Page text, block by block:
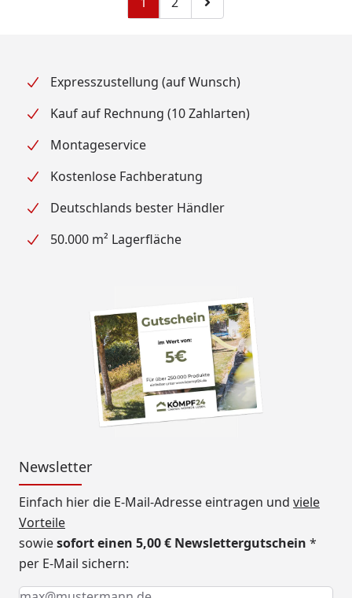
Zu Seite 2Zur nächsten Seite
Expresszustellung (auf Wunsch)
Kauf auf Rechnung (10 Zahlarten)
Montageservice
Kostenlose Fachberatung
Deutschlands bester Händler
50.000 m² Lagerfläche
Newsletter
Einfach hier die E-Mail-Adresse eintragen und viele
Vorteile
sowiesofort einen 5,00 € Newslettergutschein *
per E-Mail sichern:
Keine Eingabe erforderlich
Eingabe erforderlich
E-Mail *